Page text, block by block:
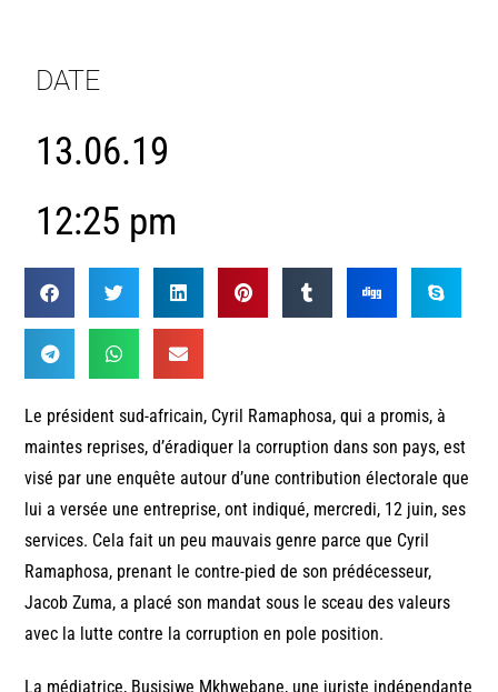
DATE
13.06.19
12:25 pm
Le président sud-africain, Cyril Ramaphosa, qui a promis, à
maintes reprises, d’éradiquer la corruption dans son pays, est
visé par une enquête autour d’une contribution électorale que
lui a versée une entreprise, ont indiqué, mercredi, 12 juin, ses
services. Cela fait un peu mauvais genre parce que Cyril
Ramaphosa, prenant le contre-pied de son prédécesseur,
Jacob Zuma, a placé son mandat sous le sceau des valeurs
avec la lutte contre la corruption en pole position.
La médiatrice, Busisiwe Mkhwebane, une juriste indépendante